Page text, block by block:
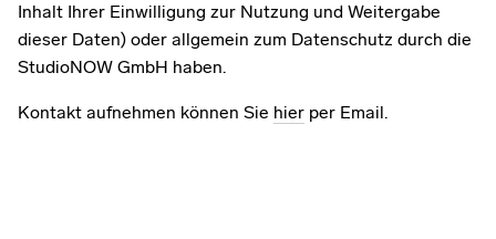
Inhalt Ihrer Einwilligung zur Nutzung und Weitergabe
dieser Daten) oder allgemein zum Datenschutz durch die
StudioNOW GmbH haben.
Kontakt aufnehmen können Sie hier per Email.